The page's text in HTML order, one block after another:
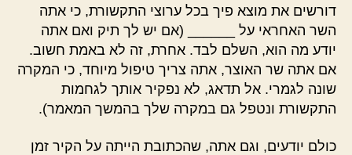
דורשים את מוצא פיך בכל ערוצי התקשורת, כי אתה
השר האחראי על ______ (אם יש לך תיק ואם אתה
יודע מה הוא, השלם לבד. אחרת, זה לא באמת חשוב.
אם אתה שר האוצר, אתה צריך טיפול מיוחד, כי המקרה
שונה לגמרי. אל תדאג, לא נפקיר אותך לגחמות
התקשורת ונטפל גם במקרה שלך בהמשך המאמר).
כולם יודעים, וגם אתה, שהכתובת הייתה על הקיר זמן